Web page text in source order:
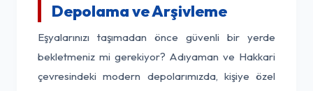
Depolama ve Arşivleme
Eşyalarınızı taşımadan önce güvenli bir yerde
bekletmeniz mi gerekiyor? Adıyaman ve Hakkari
çevresindeki modern depolarımızda, kişiye özel